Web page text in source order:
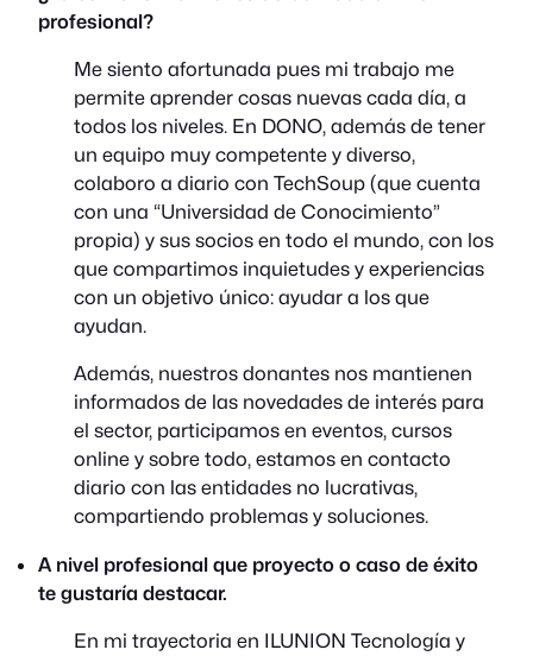
profesional?
Me siento afortunada pues mi trabajo me
permite aprender cosas nuevas cada día, a
todos los niveles. En DONO, además de tener
un equipo muy competente y diverso,
colaboro a diario con TechSoup (que cuenta
con una “Universidad de Conocimiento”
propia) y sus socios en todo el mundo, con los
que compartimos inquietudes y experiencias
con un objetivo único: ayudar a los que
ayudan.
Además, nuestros donantes nos mantienen
informados de las novedades de interés para
el sector, participamos en eventos, cursos
online y sobre todo, estamos en contacto
diario con las entidades no lucrativas,
compartiendo problemas y soluciones.
A nivel profesional que proyecto o caso de éxito
te gustaría destacar.
En mi trayectoria en ILUNION Tecnología y